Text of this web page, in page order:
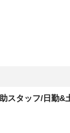
スタッフ/日勤&